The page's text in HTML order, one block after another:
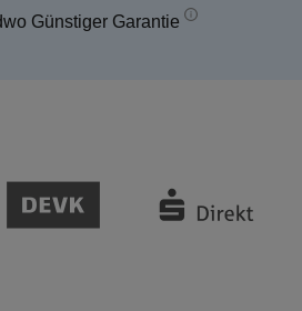
Günstiger Garantie